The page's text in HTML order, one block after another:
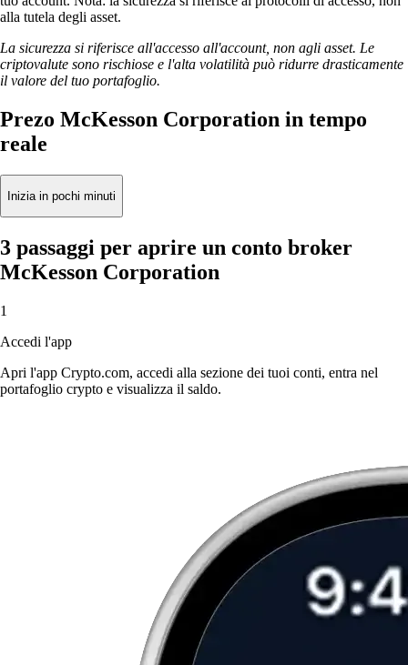
alla tutela degli asset.
La sicurezza si riferisce all'accesso all'account, non agli asset. Le
criptovalute sono rischiose e l'alta volatilità può ridurre drasticamente
il valore del tuo portafoglio.
Prezo McKesson Corporation in tempo
reale
Inizia in pochi minuti
3 passaggi per aprire un conto broker
McKesson Corporation
1
Accedi l'app
Apri l'app Crypto.com, accedi alla sezione dei tuoi conti, entra nel
portafoglio crypto e visualizza il saldo.